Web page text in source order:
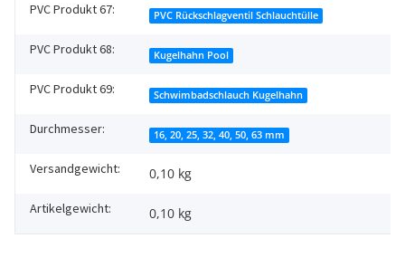
PVC Produkt 67: PVC Rückschlagventil Schlauchtülle
PVC Produkt 68: Kugelhahn Pool
PVC Produkt 69: Schwimbadschlauch Kugelhahn
Durchmesser: 16, 20, 25, 32, 40, 50, 63 mm
Versandgewicht: 0,10 kg
Artikelgewicht: 0,10 kg